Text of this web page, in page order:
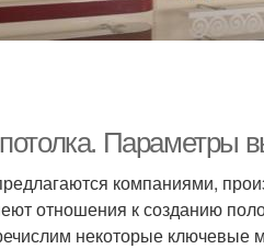
Параметры
компаниями,
отношения к созданию
некоторые ключевые